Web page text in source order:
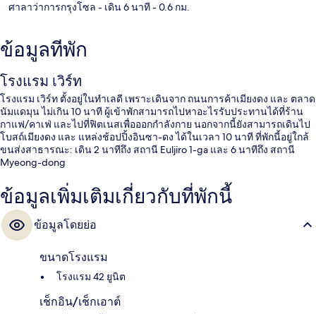
ศาลาว่าการกรุงโซล - เดิน 6 นาที- 0.6 กม.
ข้อมูลที่พัก
โรงแรม เวิร์ท
โรงแรม เวิร์ท ตั้งอยู่ในทำเลดี เพราะเดินจาก ถนนการค้าเมียงดง และ ตลาด
นัมแดมุน ไม่เกิน 10 นาที ผู้เข้าพักสามารถไปหาอะไรรับประทานได้ที่ร้าน
กาแฟ/คาเฟ่ และไปที่ฟิตเนสเพื่อออกกำลังกาย นอกจากนี้ยังสามารถเดินไป
โบสถ์เมียงดง และ แหล่งช้อปปิ้งอินซา-ดง ได้ในเวลา 10 นาที ที่พักนี้อยู่ใกล้
ขนส่งสาธารณะ: เดิน 2 นาทีถึง สถานี Euljiro 1-ga และ 6 นาทีถึง สถานี
Myeong-dong
ข้อมูลเพิ่มเติมเกี่ยวกับที่พักนี้
ข้อมูลโดยย่อ
ขนาดโรงแรม
โรงแรม 42 ยูนิต
เช็กอิน/เช็กเอาต์